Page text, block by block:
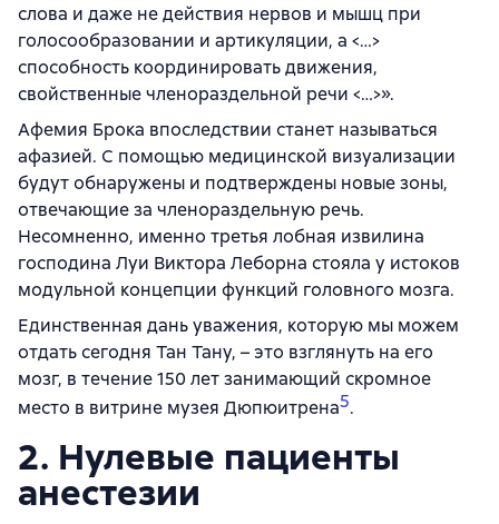
слова и даже не действия нервов и мышц при
голосообразовании и артикуляции, а <…>
способность координировать движения,
свойственные членораздельной речи <…>».
Афемия Брока впоследствии станет называться
афазией. С помощью медицинской визуализации
будут обнаружены и подтверждены новые зоны,
отвечающие за членораздельную речь.
Несомненно, именно третья лобная извилина
господина Луи Виктора Леборна стояла у истоков
модульной концепции функций головного мозга.
Единственная дань уважения, которую мы можем
отдать сегодня Тан Тану, – это взглянуть на его
мозг, в течение 150 лет занимающий скромное
место в витрине музея Дюпюитрена5.
2. Нулевые пациенты
анестезии